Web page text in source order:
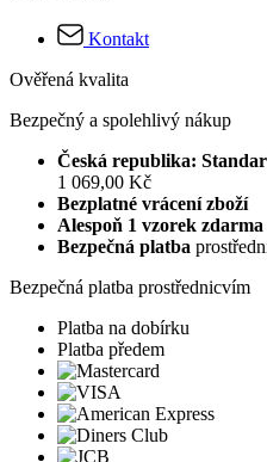
Kontakt
Ověřená kvalita
Bezpečný a spolehlivý nákup
Česká republika:
1 069,00 Kč
Bezplatné vrácení zboží
Alespoň 1 vzorek zdarma
Bezpečná platba
Bezpečná platba prostřednicvím
Platba na dobírku
Platba předem